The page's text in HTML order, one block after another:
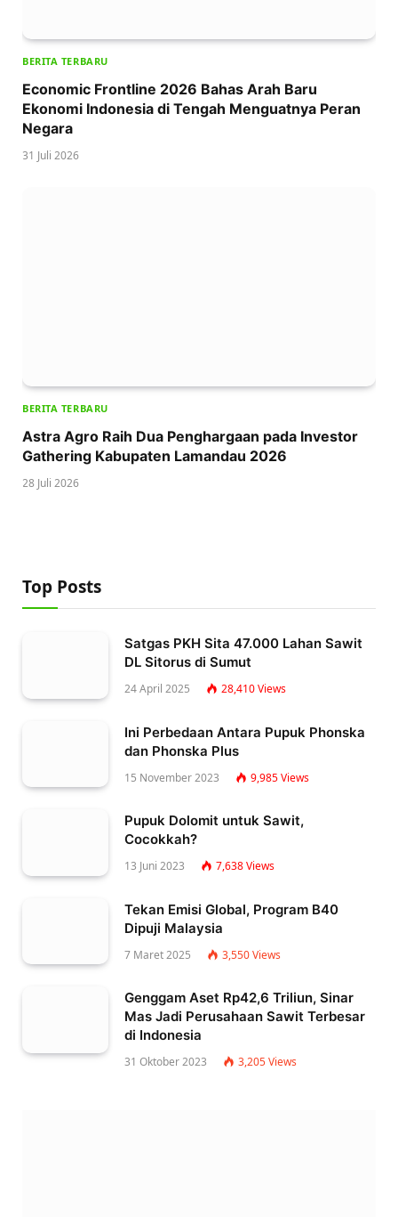
BERITA TERBARU
Economic Frontline 2026 Bahas Arah Baru
Ekonomi Indonesia di Tengah Menguatnya Peran
Negara
31 Juli 2026
BERITA TERBARU
Astra Agro Raih Dua Penghargaan pada Investor
Gathering Kabupaten Lamandau 2026
28 Juli 2026
Top Posts
Satgas PKH Sita 47.000 Lahan Sawit
DL Sitorus di Sumut
24 April 2025 28,410Views
Ini Perbedaan Antara Pupuk Phonska
dan Phonska Plus
15 November 2023 9,985Views
Pupuk Dolomit untuk Sawit,
Cocokkah?
13 Juni 2023 7,638Views
Tekan Emisi Global, Program B40
Dipuji Malaysia
7 Maret 2025 3,550Views
Genggam Aset Rp42,6 Triliun, Sinar
Mas Jadi Perusahaan Sawit Terbesar
di Indonesia
31 Oktober 2023 3,205Views